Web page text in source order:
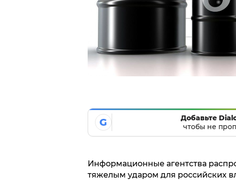
G
Добавьте
чтобы не
Информационные агентства
тяжелым ударом для российских